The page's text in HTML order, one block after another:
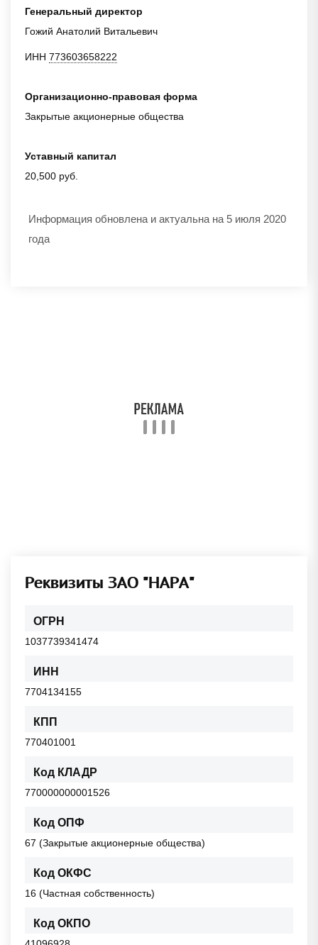
Генеральный директор
Гожий Анатолий Витальевич
ИНН 773603658222
Организационно-правовая форма
Закрытые акционерные общества
Уставный капитал
20,500 руб.
Информация обновлена и актуальна на 5 июля 2020
года
Реквизиты ЗАО "НАРА"
ОГРН
1037739341474
ИНН
7704134155
КПП
770401001
Код КЛАДР
770000000001526
Код ОПФ
67 (Закрытые акционерные общества)
Код ОКФС
16 (Частная собственность)
Код ОКПО